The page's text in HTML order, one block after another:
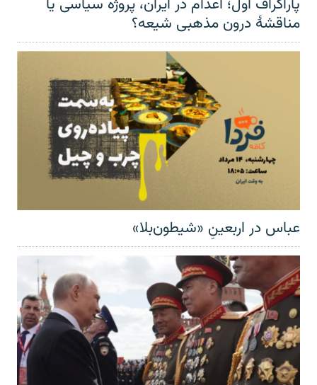
مناقشهٔ درون مذهبی شیعه؟
عباس در اربعینِ «شیطون‌بلا»